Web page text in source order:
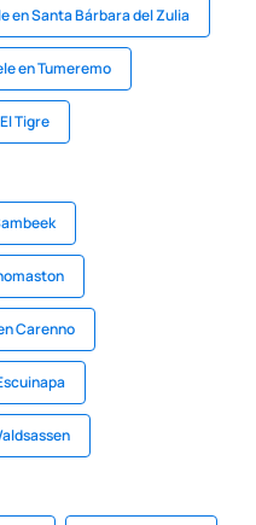
en Santa Bárbara del Zulia
en Tumeremo
Tigre
Carenno